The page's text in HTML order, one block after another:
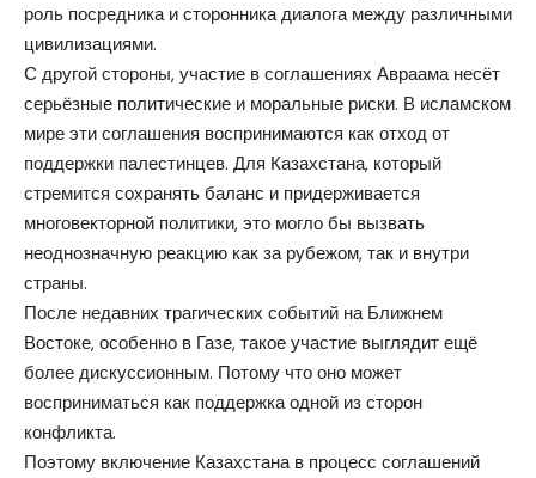
роль посредника и сторонника диалога между различными
цивилизациями.
С другой стороны, участие в соглашениях Авраама несёт
серьёзные политические и моральные риски. В исламском
мире эти соглашения воспринимаются как отход от
поддержки палестинцев. Для Казахстана, который
стремится сохранять баланс и придерживается
многовекторной политики, это могло бы вызвать
неоднозначную реакцию как за рубежом, так и внутри
страны.
После недавних трагических событий на Ближнем
Востоке, особенно в Газе, такое участие выглядит ещё
более дискуссионным. Потому что оно может
восприниматься как поддержка одной из сторон
конфликта.
Поэтому включение Казахстана в процесс соглашений